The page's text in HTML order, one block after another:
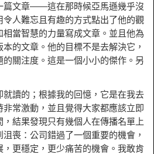
篇文章——這在那時候亞馬遜幾乎沒
人難忘且有趣的方式點出了他的觀
當智慧的力量寫成文章。並且他為
的文章。他的目標不是去解決它，
關注度。這是一個小小的傑作。另
讀的；根據我的回憶，它是在我去
常激動，並且覺得大家都應該立即
結果發現只有幾個人在傳播名單上
喪：公司錯過了一個重要的機會，
更穩定，更少痛苦的機會。我敢肯